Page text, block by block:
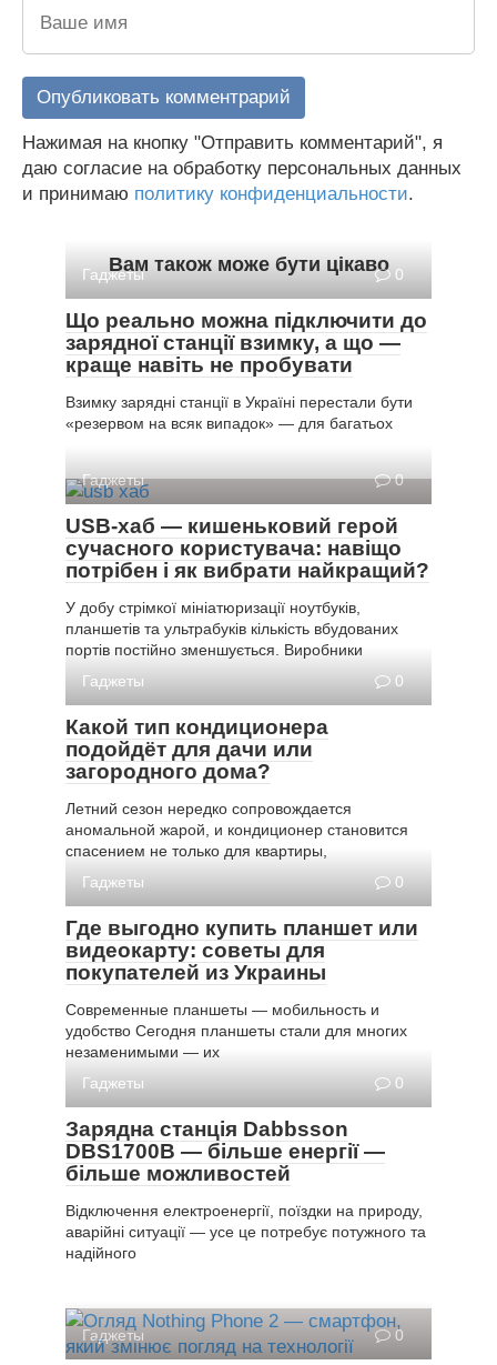
Нажимая на кнопку "Отправить комментарий", я
даю согласие на обработку персональных данных
и принимаю политику конфиденциальности.
Вам також може бути цікаво
Гаджеты 0
Що реально можна підключити до
зарядної станції взимку, а що —
краще навіть не пробувати
Взимку зарядні станції в Україні перестали бути
«резервом на всяк випадок» — для багатьох
Гаджеты 0
USB-хаб — кишеньковий герой
сучасного користувача: навіщо
потрібен і як вибрати найкращий?
У добу стрімкої мініатюризації ноутбуків,
планшетів та ультрабуків кількість вбудованих
портів постійно зменшується. Виробники
Гаджеты
0
Какой тип кондиционера
подойдёт для дачи или
загородного дома?
Летний сезон нередко сопровождается
аномальной жарой, и кондиционер становится
спасением не только для квартиры,
Гаджеты
0
Где выгодно купить планшет или
видеокарту: советы для
покупателей из Украины
Современные планшеты — мобильность и
удобство Сегодня планшеты стали для многих
незаменимыми — их
Гаджеты
0
Зарядна станція Dabbsson
DBS1700B — більше енергії —
більше можливостей
Відключення електроенергії, поїздки на природу,
аварійні ситуації — усе це потребує потужного та
надійного
Гаджеты 0